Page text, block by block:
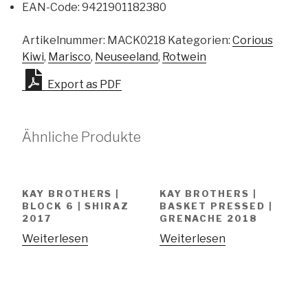
EAN-Code: 9421901182380
Artikelnummer: MACK0218 Kategorien: Corious
Kiwi, Marisco, Neuseeland, Rotwein
Export as PDF
Ähnliche Produkte
KAY BROTHERS |
BLOCK 6 | SHIRAZ
2017
Weiterlesen
KAY BROTHERS |
BASKET PRESSED |
GRENACHE 2018
Weiterlesen